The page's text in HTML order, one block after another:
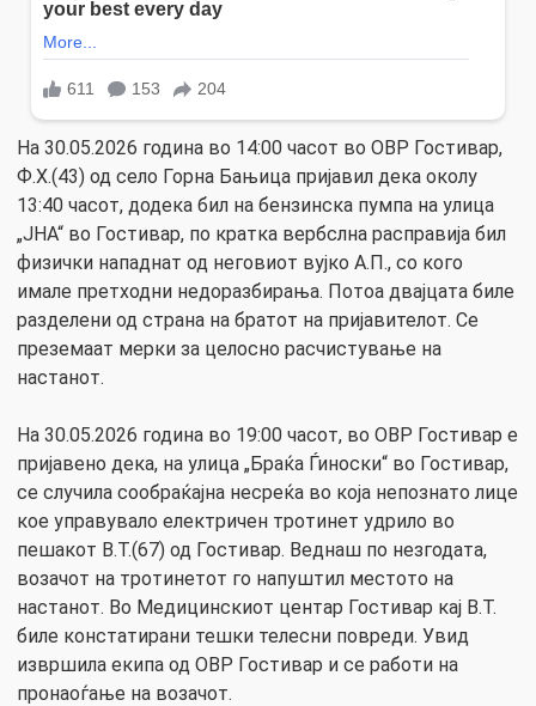
На 30.05.2026 година во 14:00 часот во ОВР Гостивар,
Ф.Х.(43) од село Горна Бањица пријавил дека околу
13:40 часот, додека бил на бензинска пумпа на улица
„ЈНА“ во Гостивар, по кратка вербслна расправија бил
физички нападнат од неговиот вујко А.П., со кого
имале претходни недоразбирања. Потоа двајцата биле
разделени од страна на братот на пријавителот. Се
преземаат мерки за целосно расчистување на
настанот.
На 30.05.2026 година во 19:00 часот, во ОВР Гостивар е
пријавено дека, на улица „Браќа Ѓиноски“ во Гостивар,
се случила сообраќајна несреќа во која непознато лице
кое управувало електричен тротинет удрило во
пешакот В.Т.(67) од Гостивар. Веднаш по незгодата,
возачот на тротинетот го напуштил местото на
настанот. Во Медицинскиот центар Гостивар кај В.Т.
биле констатирани тешки телесни повреди. Увид
извршила екипа од ОВР Гостивар и се работи на
пронаоѓање на возачот.